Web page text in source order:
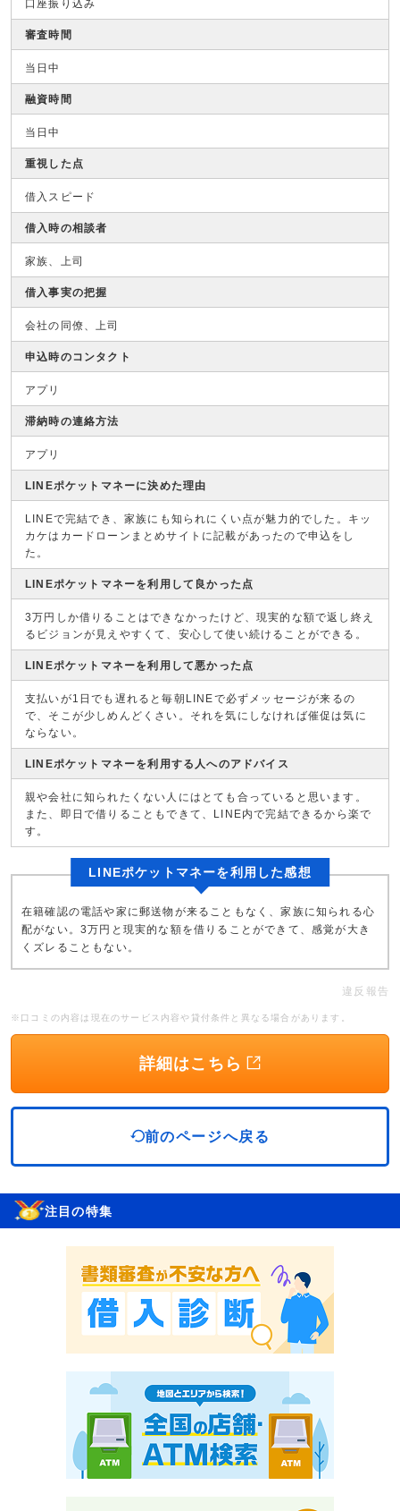
口座振り込み
審査時間
当日中
融資時間
当日中
重視した点
借入スピード
借入時の相談者
家族、上司
借入事実の把握
会社の同僚、上司
申込時のコンタクト
アプリ
滞納時の連絡方法
アプリ
LINEポケットマネーに決めた理由
LINEで完結でき、家族にも知られにくい点が魅力的でした。キッ
カケはカードローンまとめサイトに記載があったので申込をし
た。
LINEポケットマネーを利用して良かった点
3万円しか借りることはできなかったけど、現実的な額で返し終え
るビジョンが見えやすくて、安心して使い続けることができる。
LINEポケットマネーを利用して悪かった点
支払いが1日でも遅れると毎朝LINEで必ずメッセージが来るの
で、そこが少しめんどくさい。それを気にしなければ催促は気に
ならない。
LINEポケットマネーを利用する人へのアドバイス
親や会社に知られたくない人にはとても合っていると思います。
また、即日で借りることもできて、LINE内で完結できるから楽で
す。
LINEポケットマネーを利用した感想
在籍確認の電話や家に郵送物が来ることもなく、家族に知られる心
配がない。3万円と現実的な額を借りることができて、感覚が大き
くズレることもない。
違反報告
※口コミの内容は現在のサービス内容や貸付条件と異なる場合があります。
詳細はこちら
前のページへ戻る
注目の特集